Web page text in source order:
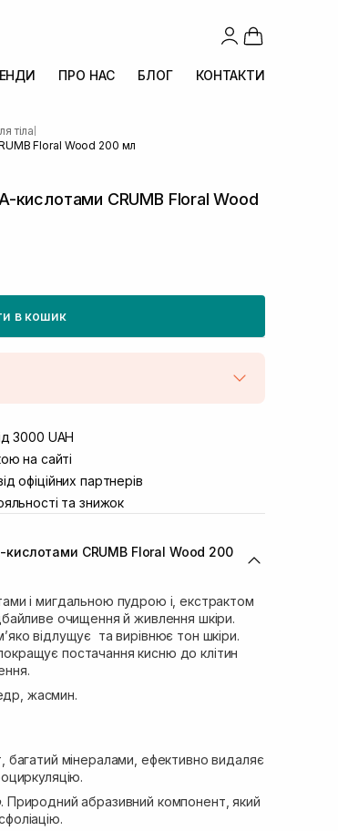
ПРО НАС БЛОГ КОНТАКТИ
тіла
Floral Wood 200 мл
кислотами CRUMB Floral Wood
в кошик
4
Підстригача, 1В
36
Бандери 45 Немає в наявності!
23 (ТЦ Екватор) В наявності
3000 UAH
на сайті
офіційних партнерів
та знижок
CRUMB Floral Wood 200
і мигдальною пудрою і, екстрактом
очищення й живлення шкіри.
відлущує та вирівнює тон шкіри.
постачання кисню до клітин
жасмин.
багатий мінералами, ефективно видаляє
. Природний абразивний компонент, який